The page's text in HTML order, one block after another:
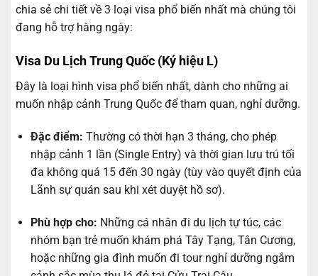
chia sẻ chi tiết về 3 loại visa phổ biến nhất mà chúng tôi
đang hỗ trợ hàng ngày:
Visa Du Lịch Trung Quốc (Ký hiệu L)
Đây là loại hình visa phổ biến nhất, dành cho những ai
muốn nhập cảnh Trung Quốc để tham quan, nghỉ dưỡng.
Đặc điểm: Thường có thời hạn 3 tháng, cho phép
nhập cảnh 1 lần (Single Entry) và thời gian lưu trú tối
đa không quá 15 đến 30 ngày (tùy vào quyết định của
Lãnh sự quán sau khi xét duyệt hồ sơ).
Phù hợp cho: Những cá nhân đi du lịch tự túc, các
nhóm bạn trẻ muốn khám phá Tây Tạng, Tân Cương,
hoặc những gia đình muốn đi tour nghỉ dưỡng ngắm